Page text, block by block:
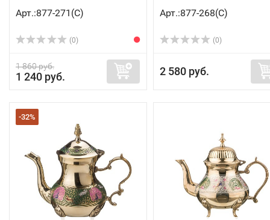
Арт.:877-271(C)
(0)
1 860 руб.
1 240 руб.
Арт.:877-268(C)
(0)
2 580 руб.
-32%